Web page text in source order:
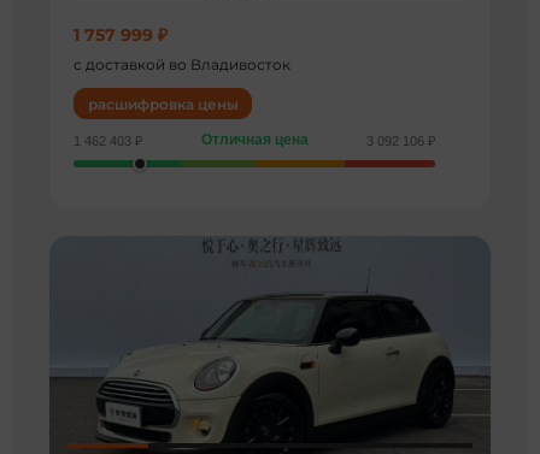
1 757 999 ₽
с доставкой во Владивосток
расшифровка цены
1 462 403 ₽ Отличная цена 3 092 106 ₽